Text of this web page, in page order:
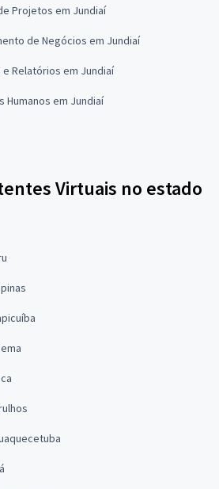
Projetos em Jundiaí
de Negócios em Jundiaí
Relatórios em Jundiaí
Humanos em Jundiaí
Virtuais no estado